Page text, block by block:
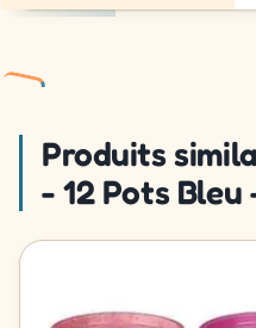
Produits
- 12 Pots